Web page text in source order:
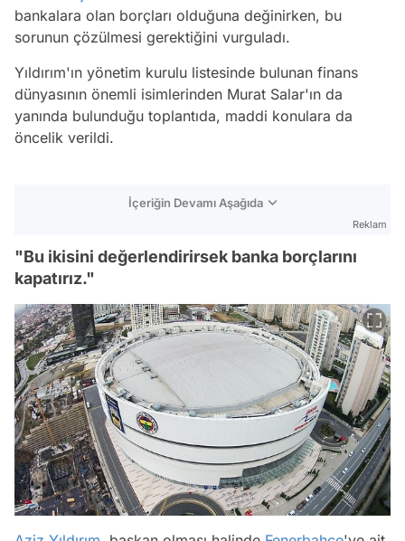
bankalara olan borçları olduğuna değinirken, bu
sorunun çözülmesi gerektiğini vurguladı.
Yıldırım'ın yönetim kurulu listesinde bulunan finans
dünyasının önemli isimlerinden Murat Salar'ın da
yanında bulunduğu toplantıda, maddi konulara da
öncelik verildi.
İçeriğin Devamı Aşağıda
Reklam
"Bu ikisini değerlendirirsek banka borçlarını
kapatırız."